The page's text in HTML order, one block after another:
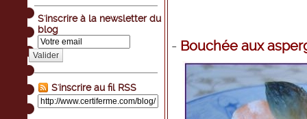
S'inscrire à la newsletter du
blog
Valider
S'inscrire au fil RSS
- Bouchée aux